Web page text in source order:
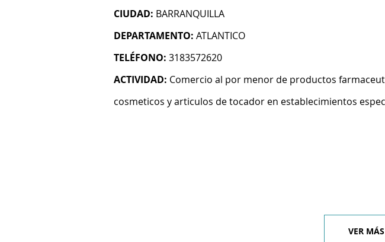
CIUDAD: BARRANQUILLA
DEPARTAMENTO: ATLANTICO
TELÉFONO: 3183572620
ACTIVIDAD: Comercio al por menor de productos
cosmeticos y articulos de tocador en establecimientos
VER